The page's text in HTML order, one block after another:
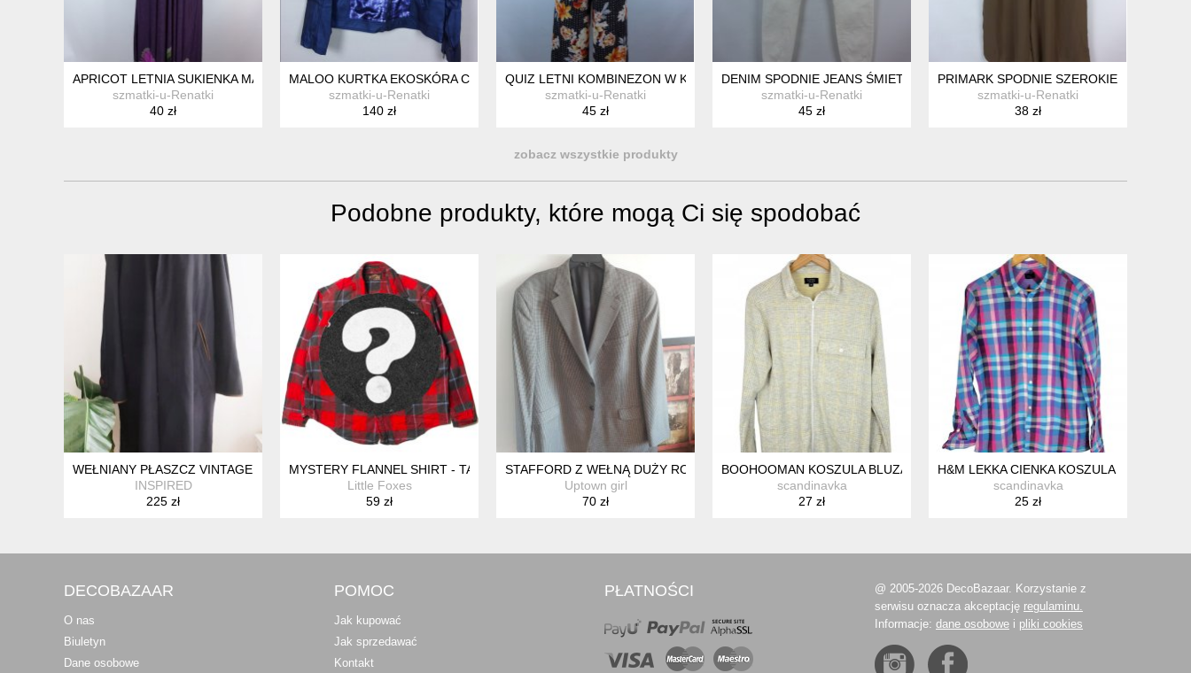
APRICOT LETNIA SUKIENKA MAXI NA BIUST / L
szmatki-u-Renatki
40 zł
MALOO KURTKA EKOSKÓRA CEKINY / 42 Z METKĄ
szmatki-u-Renatki
140 zł
QUIZ LETNI KOMBINEZON W KWIATY 10 / 36
szmatki-u-Renatki
45 zł
DENIM SPODNIE JEANS ŚMIETANOWE SKINNY 16 / 44
szmatki-u-Renatki
45 zł
PRIMARK SPODNIE SZEROKIE PROSTE
szmatki-u-Renatki
38 zł
zobacz wszystkie produkty
Podobne produkty, które mogą Ci się spodobać
WEŁNIANY PŁASZCZ VINTAGE 56
INSPIRED
225 zł
MYSTERY FLANNEL SHIRT - TAJEMNICZA KOSZULA FLANELOWA MĘSKA I UNISEX
Little Foxes
59 zł
STAFFORD Z WEŁNĄ DUŻY ROZMIAR
Uptown girl
70 zł
BOOHOOMAN KOSZULA BLUZA ZAPINANA KRATKA M
scandinavka
27 zł
H&M LEKKA CIENKA KOSZULA MĘSKA
scandinavka
25 zł
DECOBAZAAR
O nas
Biuletyn
Dane osobowe
POMOC
Jak kupować
Jak sprzedawać
Kontakt
PŁATNOŚCI
@ 2005-2026 DecoBazaar. Korzystanie z
serwisu oznacza akceptację regulaminu.
Informacje: dane osobowe i pliki cookies